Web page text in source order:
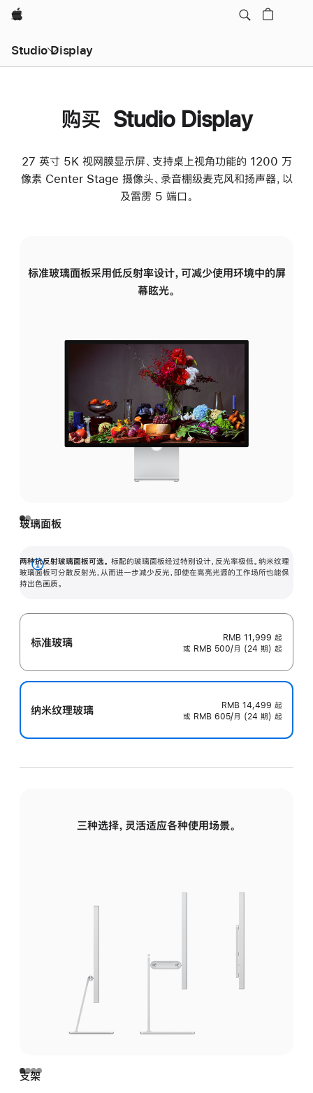
Apple
Studio Display
购买 Studio Display
27 英寸 5K 视网膜显示屏、支持桌上视角功能的 1200 万
像素 Center Stage 摄像头、录音棚级麦克风和扬声器，以
及雷雳 5 端口。
标准玻璃面板采用低反射率设计，可减少使用环境中的屏
幕眩光。
玻璃面板
两种抗反射玻璃面板可选。 标配的玻璃面板经过特别设计，反光率极低。纳米纹理
玻璃面板可分散反射光，从而进一步减少反光，即使在高亮光源的工作场所也能保
持出色画质。
展
开
标准玻璃 RMB 11,999 起
或 RMB 500/月 (24 期) 起
纳米纹理玻璃 RMB 14,499 起
或 RMB 605/月 (24 期) 起
三种选择，灵活适应各种使用场景。
支架